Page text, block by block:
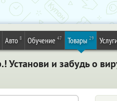
Авто 8 Обучение 47 Товары 29
Установи и забудь о